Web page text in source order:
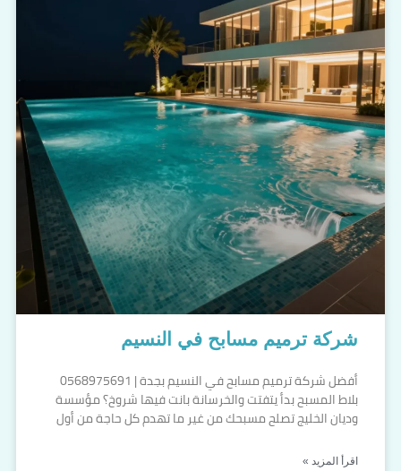
شركة ترميم مسابح في النسيم
أفضل شركة ترميم مسابح في النسيم بجدة | 0568975691
بلاط المسبح بدأ يتفتت والخرسانة بانت فيها شروخ؟ مؤسسة
وديان الخليج تصلح مسبحك من غير ما تهدم كل حاجة من أول
اقرأ المزيد »